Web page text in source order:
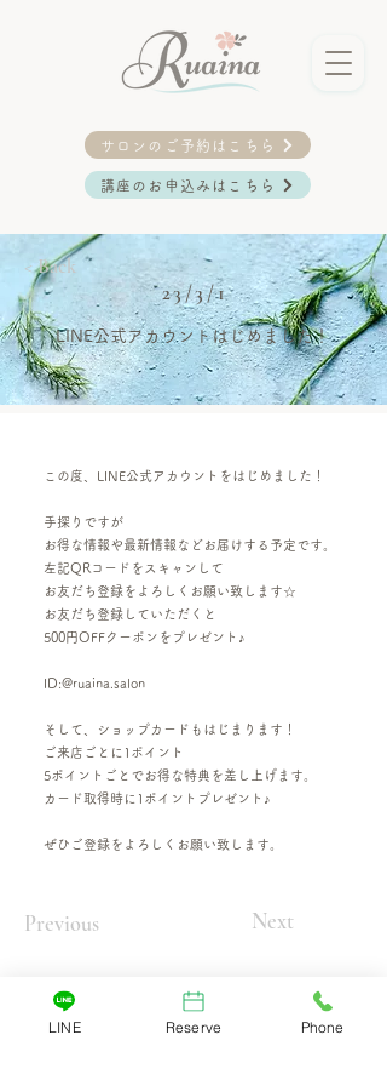
サロンのご予約はこちら
講座のお申込みはこちら
< Back
LINE公式アカウントはじめました！
23/3/1
この度、LINE公式アカウントをはじめました！
手探りですが
お得な情報や最新情報などお届けする予定です。
左記QRコードをスキャンして
お友だち登録をよろしくお願い致します☆
お友だち登録していただくと
500円OFFクーポンをプレゼント♪
ID:@ruaina.salon
そして、ショップカードもはじまります！
ご来店ごとに1ポイント
5ポイントごとでお得な特典を差し上げます。
カード取得時に1ポイントプレゼント♪
ぜひご登録をよろしくお願い致します。
Previous Next
Ruaina（ルアイナ）
LINE Reserve Phone